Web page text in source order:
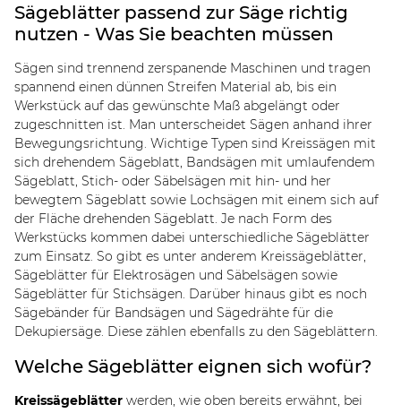
Sägeblätter passend zur Säge richtig
nutzen - Was Sie beachten müssen
Sägen sind trennend zerspanende Maschinen und tragen
spannend einen dünnen Streifen Material ab, bis ein
Werkstück auf das gewünschte Maß abgelängt oder
zugeschnitten ist. Man unterscheidet Sägen anhand ihrer
Bewegungsrichtung. Wichtige Typen sind Kreissägen mit
sich drehendem Sägeblatt, Bandsägen mit umlaufendem
Sägeblatt, Stich- oder Säbelsägen mit hin- und her
bewegtem Sägeblatt sowie Lochsägen mit einem sich auf
der Fläche drehenden Sägeblatt. Je nach Form des
Werkstücks kommen dabei unterschiedliche Sägeblätter
zum Einsatz. So gibt es unter anderem Kreissägeblätter,
Sägeblätter für Elektrosägen und Säbelsägen sowie
Sägeblätter für Stichsägen. Darüber hinaus gibt es noch
Sägebänder für Bandsägen und Sägedrähte für die
Dekupiersäge. Diese zählen ebenfalls zu den Sägeblättern.
Welche Sägeblätter eignen sich wofür?
Kreissägeblätter werden, wie oben bereits erwähnt, bei